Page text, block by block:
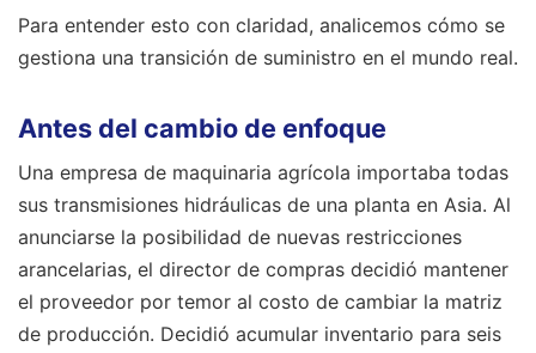
Para entender esto con claridad, analicemos cómo se
gestiona una transición de suministro en el mundo real.
Antes del cambio de enfoque
Una empresa de maquinaria agrícola importaba todas
sus transmisiones hidráulicas de una planta en Asia. Al
anunciarse la posibilidad de nuevas restricciones
arancelarias, el director de compras decidió mantener
el proveedor por temor al costo de cambiar la matriz
de producción. Decidió acumular inventario para seis